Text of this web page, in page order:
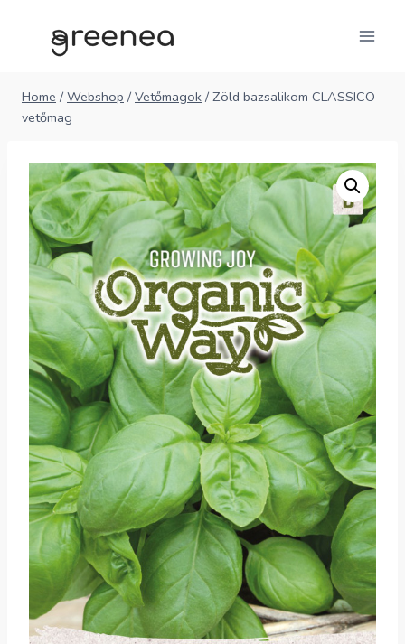
Home / Webshop / Vetőmagok / Zöld bazsalikom CLASSICO
vetőmag